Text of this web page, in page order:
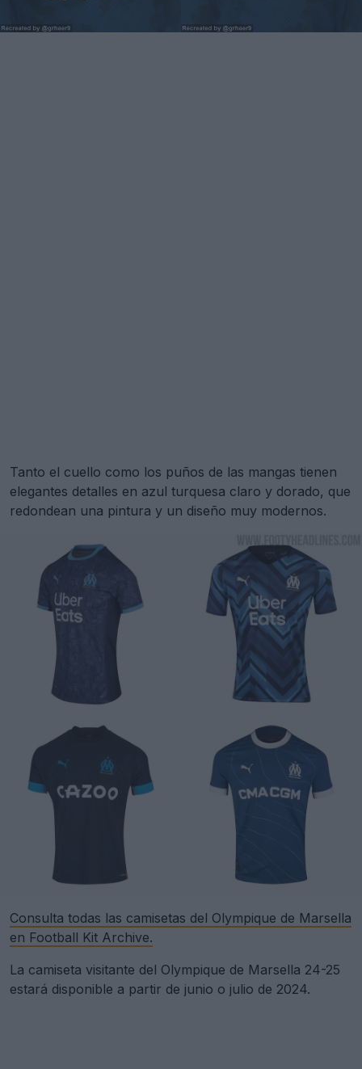
Tanto el cuello como los puños de las mangas tienen
elegantes detalles en azul turquesa claro y dorado, que
redondean una pintura y un diseño muy modernos.
Consulta todas las camisetas del Olympique de Marsella
en Football Kit Archive.
La camiseta visitante del Olympique de Marsella 24-25
estará disponible a partir de junio o julio de 2024.